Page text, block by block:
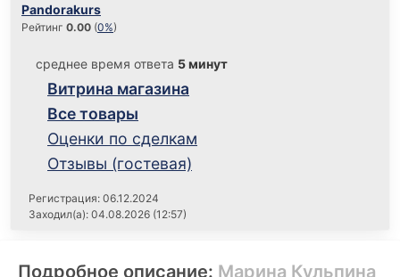
Pandorakurs
Рейтинг 0.00 (0%)
среднее время ответа 5 минут
Витрина магазина
Все товары
Оценки по сделкам
Отзывы (гостевая)
Регистрация: 06.12.2024
Заходил(а): 04.08.2026 (12:57)
Подробное описание: Марина Кульпина